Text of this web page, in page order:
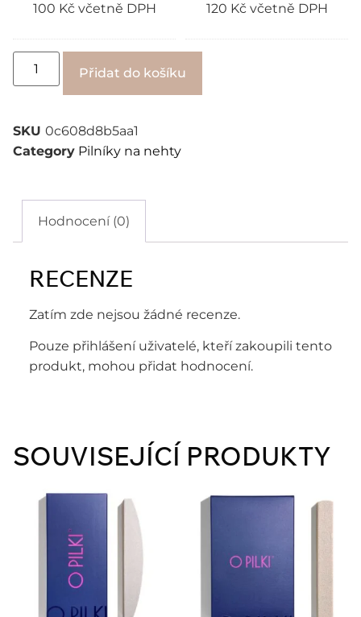
100 Kč včetně DPH 120 Kč včetně DPH
Přidat do košíku
SKU 0c608d8b5aa1
Category Pilníky na nehty
Hodnocení (0)
RECENZE
Zatím zde nejsou žádné recenze.
Pouze přihlášení uživatelé, kteří zakoupili tento
produkt, mohou přidat hodnocení.
SOUVISEJÍCÍ PRODUKTY